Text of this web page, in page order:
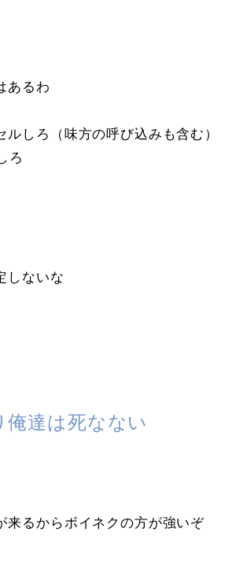
あるわ
しろ（味方の呼び込みも含む）
ろ
しないな
達は死なない
来るからボイネクの方が強いぞ